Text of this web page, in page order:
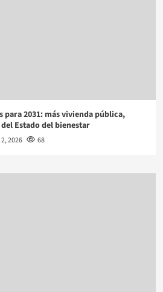
para 2031: más vivienda pública,
Estado del bienestar
2026 68